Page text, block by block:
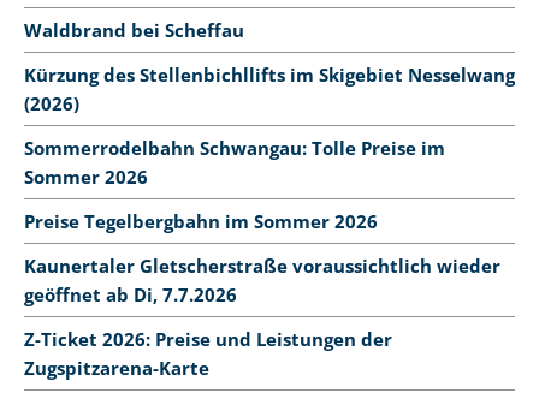
Waldbrand bei Scheffau
Kürzung des Stellenbichllifts im Skigebiet Nesselwang
(2026)
Sommerrodelbahn Schwangau: Tolle Preise im
Sommer 2026
Preise Tegelbergbahn im Sommer 2026
Kaunertaler Gletscherstraße voraussichtlich wieder
geöffnet ab Di, 7.7.2026
Z-Ticket 2026: Preise und Leistungen der
Zugspitzarena-Karte